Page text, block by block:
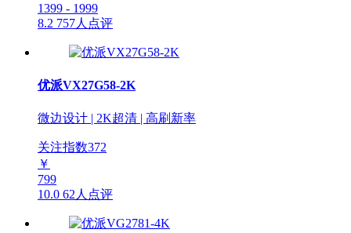
1399 - 1999
8.2 757人点评
优派VX27G58-2K
微边设计 | 2K超清 | 高刷新率
关注指数372
￥
799
10.0 62人点评